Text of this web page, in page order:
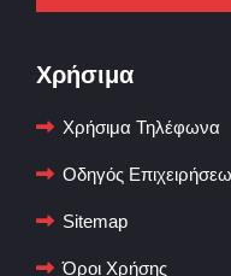
Χρήσιμα
Χρήσιμα Τηλέφωνα
Οδηγός
Sitemap
Όροι Χρήσης